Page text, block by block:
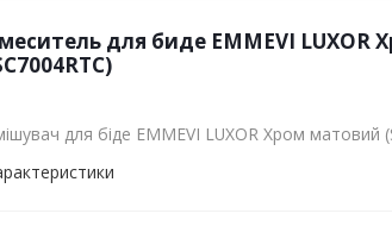
для биде EMMEVI LUXOR
для біде EMMEVI LUXOR Хром матовий